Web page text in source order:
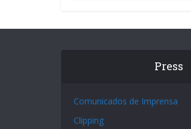
Press
Comunicados de Imprensa
Clipping